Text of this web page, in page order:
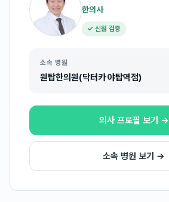
한의사
✓ 신원 검증
소속 병원
원탑한의원(닥터카 야탑역점)
의사 프로필 보기 →
소속 병원 보기 →